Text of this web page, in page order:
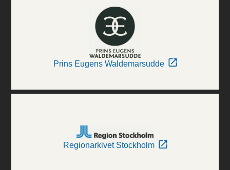
Prins Eugens Waldemarsudde
Regionarkivet Stockholm